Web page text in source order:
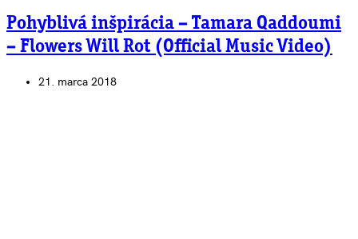
Pohyblivá inšpirácia – Tamara Qaddoumi
– Flowers Will Rot (Official Music Video)
21. marca 2018